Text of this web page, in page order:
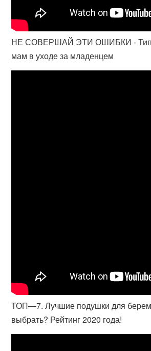
НЕ СОВЕРШАЙ ЭТИ ОШИБКИ -
мам в уходе за младенцем
ТОП—7. Лучшие подушки для
выбрать? Рейтинг 2020 года!